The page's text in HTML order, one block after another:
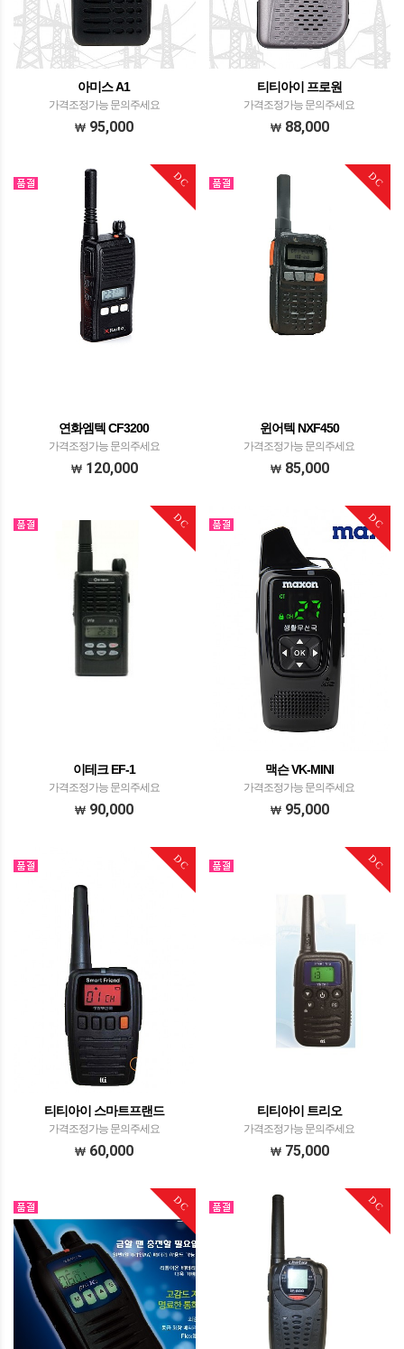
아미스 A1
가격조정가능 문의주세요
95,000
티티아이 프로원
가격조정가능 문의주세요
88,000
DC
연화엠텍 CF3200
가격조정가능 문의주세요
120,000
DC
윈어텍 NXF450
가격조정가능 문의주세요
85,000
DC
이테크 EF-1
가격조정가능 문의주세요
90,000
DC
맥슨 VK-MINI
가격조정가능 문의주세요
95,000
DC
티티아이 스마트프랜드
가격조정가능 문의주세요
60,000
DC
티티아이 트리오
가격조정가능 문의주세요
75,000
DC DC